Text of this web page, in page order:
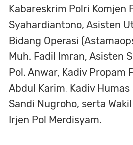
Kabareskrim Polri Komjen
Syahardiantono, Asisten
Bidang Operasi
Muh. Fadil Imran, Asisten
Pol. Anwar, Kadiv Propam
Abdul Karim, Kadiv Humas
Sandi Nugroho, serta
Irjen Pol Merdisyam.